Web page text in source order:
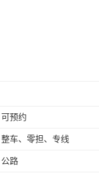
可预约
整车、零担、专线
公路